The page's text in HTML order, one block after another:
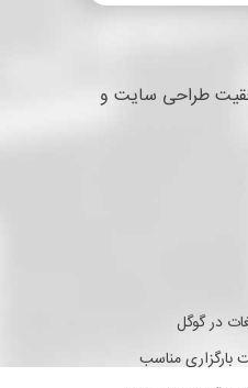
طعم موفقیت طراحی سایت و